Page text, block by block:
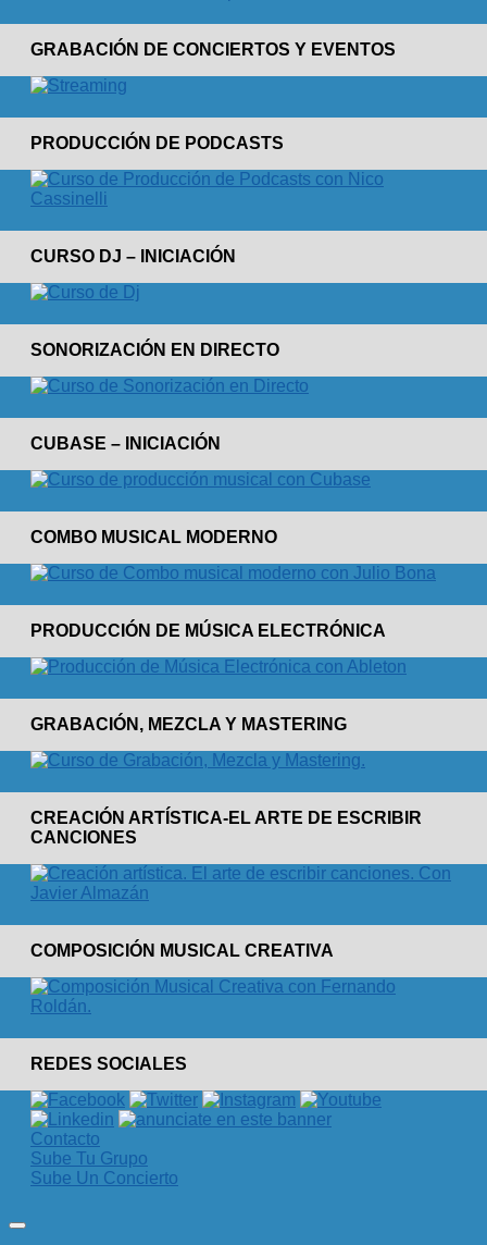
GRABACIÓN DE CONCIERTOS Y EVENTOS
PRODUCCIÓN DE PODCASTS
CURSO DJ – INICIACIÓN
SONORIZACIÓN EN DIRECTO
CUBASE – INICIACIÓN
COMBO MUSICAL MODERNO
PRODUCCIÓN DE MÚSICA ELECTRÓNICA
GRABACIÓN, MEZCLA Y MASTERING
CREACIÓN ARTÍSTICA-EL ARTE DE ESCRIBIR
CANCIONES
COMPOSICIÓN MUSICAL CREATIVA
REDES SOCIALES
Contacto
Sube Tu Grupo
Sube Un Concierto